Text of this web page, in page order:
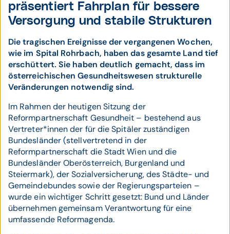
präsentiert Fahrplan für bessere
Versorgung und stabile Strukturen
Die tragischen Ereignisse der vergangenen Wochen,
wie im Spital Rohrbach, haben das gesamte Land tief
erschüttert. Sie haben deutlich gemacht, dass im
österreichischen Gesundheitswesen strukturelle
Veränderungen notwendig sind.
Im Rahmen der heutigen Sitzung der
Reformpartnerschaft Gesundheit – bestehend aus
Vertreter*innen der für die Spitäler zuständigen
Bundesländer (stellvertretend in der
Reformpartnerschaft die Stadt Wien und die
Bundesländer Oberösterreich, Burgenland und
Steiermark), der Sozialversicherung, des Städte- und
Gemeindebundes sowie der Regierungsparteien –
wurde ein wichtiger Schritt gesetzt: Bund und Länder
übernehmen gemeinsam Verantwortung für eine
umfassende Reformagenda.